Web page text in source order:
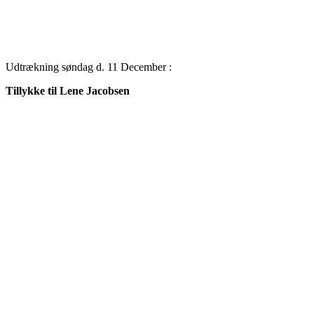
Udtrækning søndag d. 11 December :
Tillykke til Lene Jacobsen